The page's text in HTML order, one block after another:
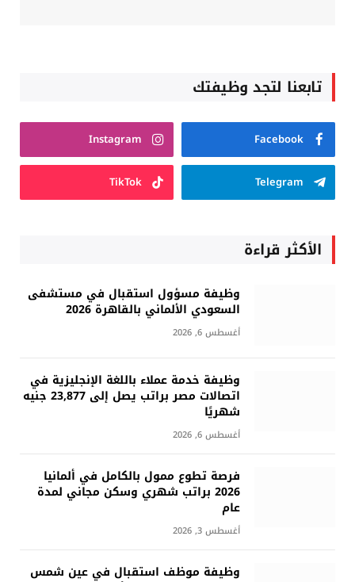
تابعنا لتجد وظيفتك
Facebook
Instagram
Telegram
TikTok
الأكثر قراءة
وظيفة مسؤول استقبال في مستشفى
السعودي الألماني بالقاهرة 2026
أغسطس 6, 2026
وظيفة خدمة عملاء باللغة الإنجليزية في
اتصالات مصر براتب يصل إلى 23,877 جنيه
شهريًا
أغسطس 6, 2026
فرصة تطوع ممول بالكامل في ألمانيا
2026 براتب شهري وسكن مجاني لمدة
عام
أغسطس 3, 2026
وظيفة موظف استقبال في عين شمس